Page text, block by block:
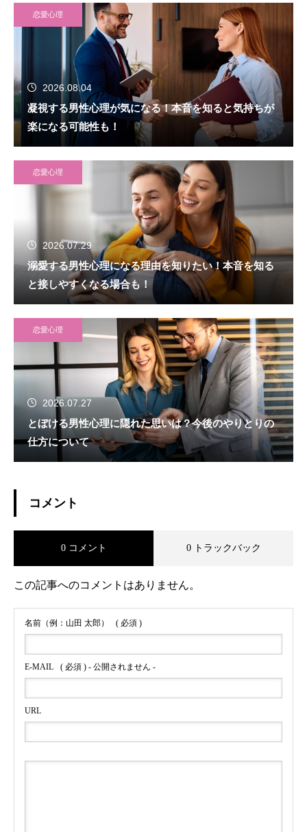
恋愛心理
2026.08.04
凝視する男性心理が気になる！本音を知ると気持ちが
楽になる可能性も！
恋愛心理
2026.07.29
溺愛する男性心理になる理由を知りたい！本音を知る
と接しやすくなる場合も！
恋愛心理
2026.07.27
とぼける男性心理に隠れた思いは？今後のやりとりの
仕方について
コメント
0 コメント 0 トラックバック
この記事へのコメントはありません。
名前（例：山田 太郎） ( 必須 )
E-MAIL ( 必須 ) - 公開されません -
URL